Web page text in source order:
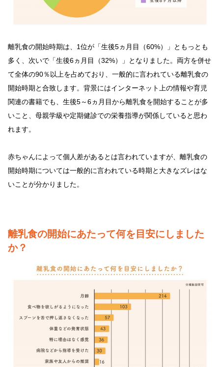
離乳食の開始時期は、1位が「生後5ヵ月目（60%）」ともっとも
多く、次いで「生後6ヵ月目（32%）」となりました。両方を併せ
て全体の90％以上を占めており、一般的に言われている離乳食の
開始時期と合致します。背景にはインターネット上の情報や育児
関連の書籍でも、生後5～6ヵ月目から離乳食を開始することが多
いこと、母親学級や定期健診での栄養指導が関係していると思わ
れます。
赤ちゃんによって個人差があるとは言われていますが、離乳食の
開始時期については一般的に言われている時期と大きなズレはな
いことが分かりました。
離乳食の開始にあたって何を目安にしました
か？